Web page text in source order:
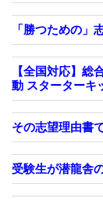
「勝つための」
【全国対応】総
動 スターターキ
その志望理由書
受験生が潜龍舎